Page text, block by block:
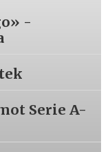
-
Serie A-